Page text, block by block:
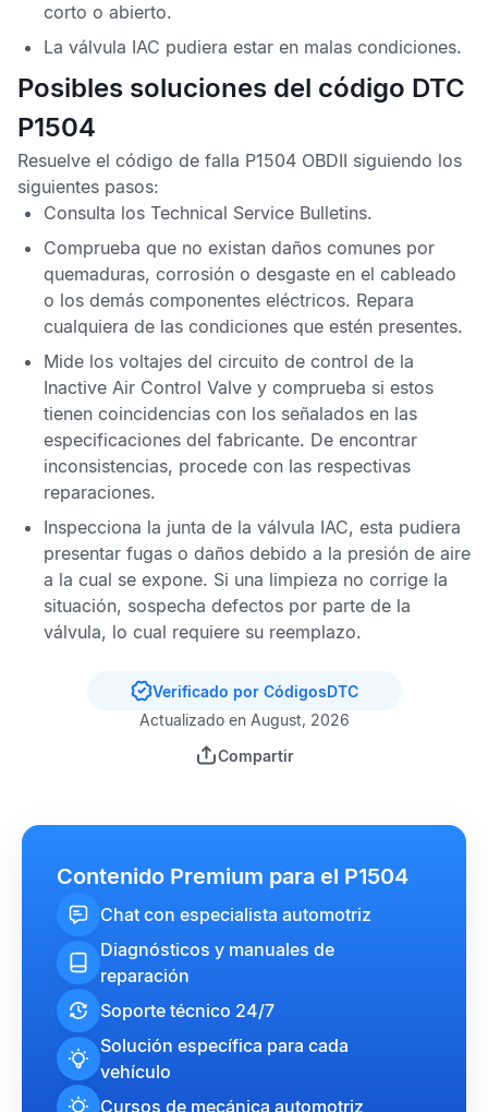
corto o abierto.
La válvula IAC pudiera estar en malas condiciones.
Posibles soluciones del código DTC
P1504
Resuelve el código de falla P1504 OBDII siguiendo los
siguientes pasos:
Consulta los Technical Service Bulletins.
Comprueba que no existan daños comunes por
quemaduras, corrosión o desgaste en el cableado
o los demás componentes eléctricos. Repara
cualquiera de las condiciones que estén presentes.
Mide los voltajes del circuito de control de la
Inactive Air Control Valve y comprueba si estos
tienen coincidencias con los señalados en las
especificaciones del fabricante. De encontrar
inconsistencias, procede con las respectivas
reparaciones.
Inspecciona la junta de la válvula IAC, esta pudiera
presentar fugas o daños debido a la presión de aire
a la cual se expone. Si una limpieza no corrige la
situación, sospecha defectos por parte de la
válvula, lo cual requiere su reemplazo.
Verificado por CódigosDTC
Actualizado en August, 2026
Compartir
Contenido Premium para el P1504
Chat con especialista automotriz
Diagnósticos y manuales de
reparación
Soporte técnico 24/7
Solución específica para cada
vehículo
Cursos de mecánica automotriz